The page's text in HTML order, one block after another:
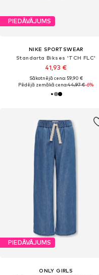
PIEDĀVĀJUMS
NIKE SPORTSWEAR
Standarta Bikses 'TCH FLC'
41,93 €
Sākotnējā cena: 59,90 €
Pēdējā zemākā cena:44,97 €-6%
PIEDĀVĀJUMS
ONLY GIRLS